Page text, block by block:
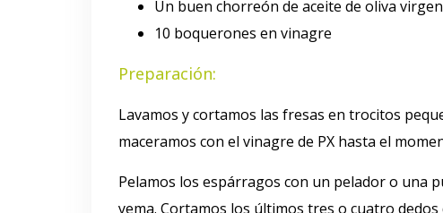
Un buen chorreón de aceite de oliva
10 boquerones en vinagre
Preparación:
Lavamos y cortamos las fresas en trocitos
maceramos con el vinagre de PX hasta el
Pelamos los espárragos con un pelador o una
yema. Cortamos los últimos tres o cuatro